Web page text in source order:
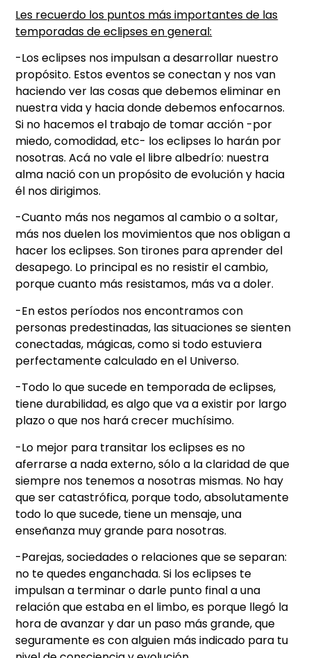
Les recuerdo los puntos más importantes de las
temporadas de eclipses en general:
-Los eclipses nos impulsan a desarrollar nuestro
propósito. Estos eventos se conectan y nos van
haciendo ver las cosas que debemos eliminar en
nuestra vida y hacia donde debemos enfocarnos.
Si no hacemos el trabajo de tomar acción -por
miedo, comodidad, etc- los eclipses lo harán por
nosotras. Acá no vale el libre albedrío: nuestra
alma nació con un propósito de evolución y hacia
él nos dirigimos.
-Cuanto más nos negamos al cambio o a soltar,
más nos duelen los movimientos que nos obligan a
hacer los eclipses. Son tirones para aprender del
desapego. Lo principal es no resistir el cambio,
porque cuanto más resistamos, más va a doler.
-En estos períodos nos encontramos con
personas predestinadas, las situaciones se sienten
conectadas, mágicas, como si todo estuviera
perfectamente calculado en el Universo.
-Todo lo que sucede en temporada de eclipses,
tiene durabilidad, es algo que va a existir por largo
plazo o que nos hará crecer muchísimo.
-Lo mejor para transitar los eclipses es no
aferrarse a nada externo, sólo a la claridad de que
siempre nos tenemos a nosotras mismas. No hay
que ser catastrófica, porque todo, absolutamente
todo lo que sucede, tiene un mensaje, una
enseñanza muy grande para nosotras.
-Parejas, sociedades o relaciones que se separan:
no te quedes enganchada. Si los eclipses te
impulsan a terminar o darle punto final a una
relación que estaba en el limbo, es porque llegó la
hora de avanzar y dar un paso más grande, que
seguramente es con alguien más indicado para tu